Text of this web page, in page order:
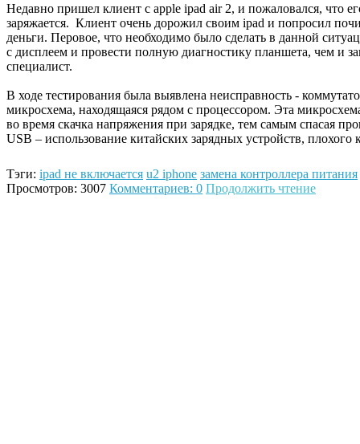
Недавно пришел клиент с apple ipad air 2, и пожаловался, что
заряжается. Клиент очень дорожил своим ipad и попросил
деньги. Перовое, что необходимо было сделать в данной
с дисплеем и провести полную диагностику планшета, чем и
специалист.
В ходе тестирования была выявлена неисправность -
микросхема, находящаяся рядом с процессором. Эта
во время скачка напряжения при зарядке, тем самым спасая
USB – использование китайских зарядных устройств, плохого
Тэги: ipad не включается u2 iphone замена контроллера питания
Просмотров: 3007 Комментариев: 0 Продолжить чтение